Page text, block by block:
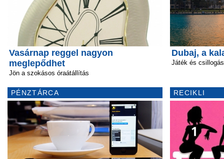
Vasárnap reggel nagyon
meglepődhet
Jön a szokásos óraátállítás
PÉNZTÁRCA
Dubaj, a
Játék és csillogás
RECIKLI